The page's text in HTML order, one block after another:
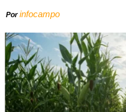
Porinfocampo